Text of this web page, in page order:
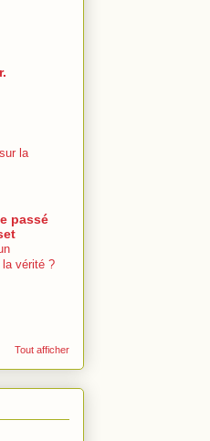
la
passé
vérité ?
Tout afficher